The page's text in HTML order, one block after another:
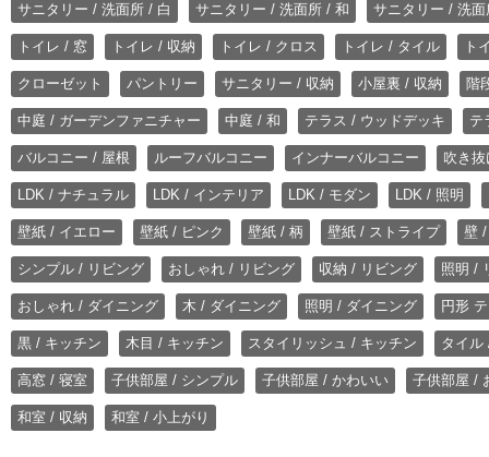
サニタリー / 洗面所 / 白 サニタリー / 洗面所 / 和 サニタリー / 洗
トイレ / 窓 トイレ / 収納 トイレ / クロス トイレ / タイル ト
クローゼット パントリー サニタリー / 収納 小屋裏 / 収納 階
中庭 / ガーデンファニチャー 中庭 / 和 テラス / ウッドデッキ テ
バルコニー / 屋根 ルーフバルコニー インナーバルコニー 吹き
LDK / ナチュラル LDK / インテリア LDK / モダン LDK / 照明
壁紙 / イエロー 壁紙 / ピンク 壁紙 / 柄 壁紙 / ストライプ 壁
シンプル / リビング おしゃれ / リビング 収納 / リビング 照明 /
おしゃれ / ダイニング 木 / ダイニング 照明 / ダイニング 円形
黒 / キッチン 木目 / キッチン スタイリッシュ / キッチン タイル
高窓 / 寝室 子供部屋 / シンプル 子供部屋 / かわいい 子供部屋 /
和室 / 収納 和室 / 小上がり